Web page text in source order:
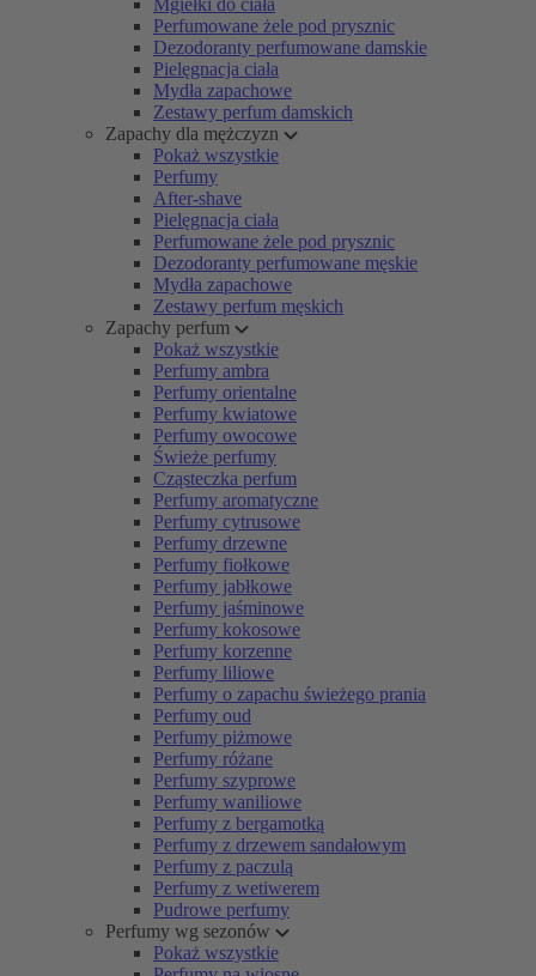
Mgiełki do ciała
Perfumowane żele pod prysznic
Dezodoranty perfumowane damskie
Pielęgnacja ciała
Mydła zapachowe
Zestawy perfum damskich
Zapachy dla mężczyzn
Pokaż wszystkie
Perfumy
After-shave
Pielęgnacja ciała
Perfumowane żele pod prysznic
Dezodoranty perfumowane męskie
Mydła zapachowe
Zestawy perfum męskich
Zapachy perfum
Pokaż wszystkie
Perfumy ambra
Perfumy orientalne
Perfumy kwiatowe
Perfumy owocowe
Świeże perfumy
Cząsteczka perfum
Perfumy aromatyczne
Perfumy cytrusowe
Perfumy drzewne
Perfumy fiołkowe
Perfumy jabłkowe
Perfumy jaśminowe
Perfumy kokosowe
Perfumy korzenne
Perfumy liliowe
Perfumy o zapachu świeżego prania
Perfumy oud
Perfumy piżmowe
Perfumy różane
Perfumy szyprowe
Perfumy waniliowe
Perfumy z bergamotką
Perfumy z drzewem sandałowym
Perfumy z paczulą
Perfumy z wetiwerem
Pudrowe perfumy
Perfumy wg sezonów
Pokaż wszystkie